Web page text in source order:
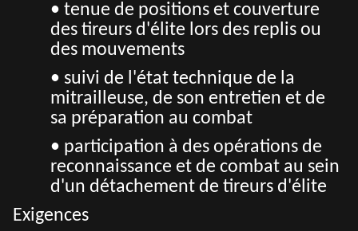
• tenue de positions et couverture
des tireurs d'élite lors des replis ou
des mouvements
• suivi de l'état technique de la
mitrailleuse, de son entretien et de
sa préparation au combat
• participation à des opérations de
reconnaissance et de combat au sein
d'un détachement de tireurs d'élite
Exigences